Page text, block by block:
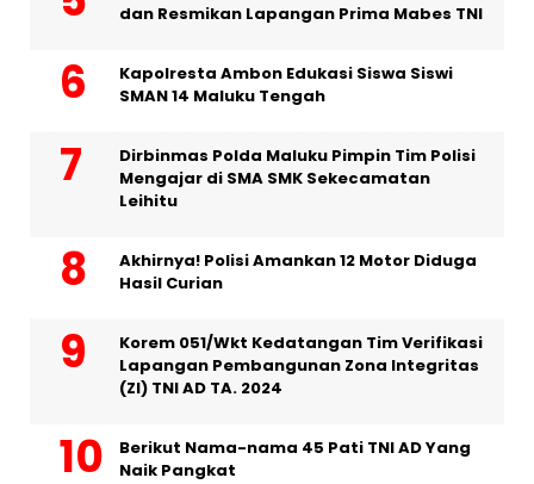
dan Resmikan Lapangan Prima Mabes TNI
Kapolresta Ambon Edukasi Siswa Siswi
SMAN 14 Maluku Tengah
Dirbinmas Polda Maluku Pimpin Tim Polisi
Mengajar di SMA SMK Sekecamatan
Leihitu
Akhirnya! Polisi Amankan 12 Motor Diduga
Hasil Curian
Korem 051/Wkt Kedatangan Tim Verifikasi
Lapangan Pembangunan Zona Integritas
(ZI) TNI AD TA. 2024
Berikut Nama-nama 45 Pati TNI AD Yang
Naik Pangkat